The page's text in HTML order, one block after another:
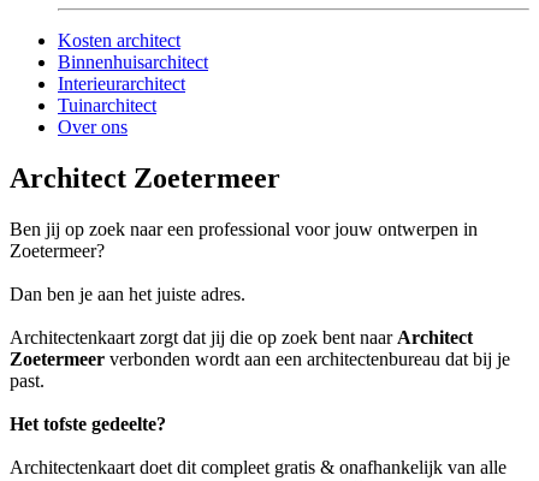
Kosten architect
Binnenhuisarchitect
Interieurarchitect
Tuinarchitect
Over ons
Architect Zoetermeer
Ben jij op zoek naar een professional voor jouw ontwerpen in
Zoetermeer?
Dan ben je aan het juiste adres.
Architectenkaart zorgt dat jij die op zoek bent naar Architect
Zoetermeer verbonden wordt aan een architectenbureau dat bij je
past.
Het tofste gedeelte?
Architectenkaart doet dit compleet gratis & onafhankelijk van alle